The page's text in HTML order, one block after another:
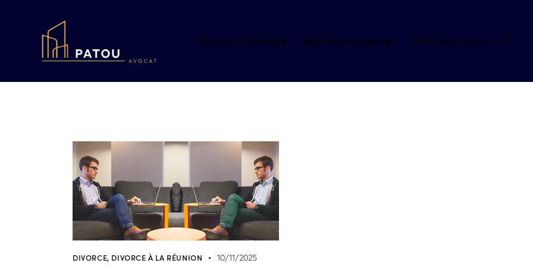
Divorce à l’amiable Pour les entreprises Pour les avocats
DIVORCE, DIVORCE À LA RÉUNION 10/11/2025